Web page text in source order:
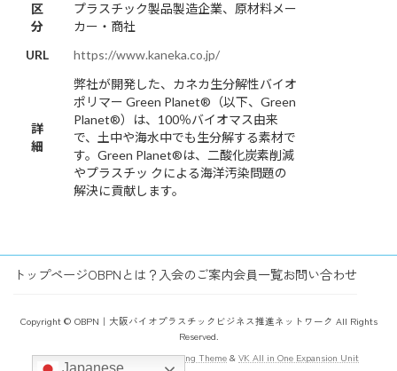
区
分
プラスチック製品製造企業、原材料メー
カー・商社
URL
https://www.kaneka.co.jp/
詳
細
弊社が開発した、カネカ生分解性バイオ
ポリマー Green Planet®（以下、Green
Planet®）は、100％バイオマス由来
で、土中や海水中でも生分解する素材で
す。Green Planet®は、二酸化炭素削減
やプラスチッ クによる海洋汚染問題の
解決に貢献します。
トップページOBPNとは？ 入会のご案内会員一覧お問い合わせ
Copyright © OBPN｜大阪バイオプラスチックビジネス推進ネットワーク All Rights
Reserved.
Powered byWordPresswithLightning Theme & VK All in One Expansion Unit